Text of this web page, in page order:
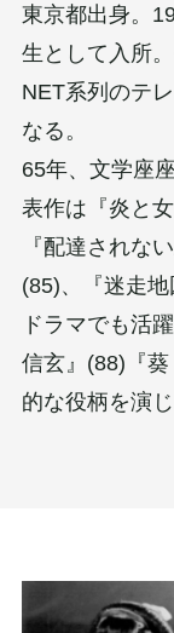
東京都出身。
生として入所
NET系列のテ
なる。
65年、文学座
表作は『炎と
『配達されな
(85)、『迷走
ドラマでも活
信玄』(88)『
的な役柄を演じ